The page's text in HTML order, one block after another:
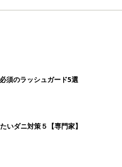
須のラッシュガード5選
いダニ対策５【専門家】